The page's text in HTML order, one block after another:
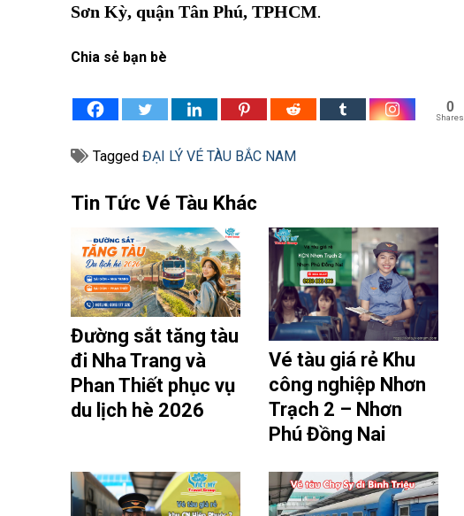
Sơn Kỳ, quận Tân Phú, TPHCM.
Chia sẻ bạn bè
0
Shares
Tagged ĐẠI LÝ VÉ TÀU BẮC NAM
Tin Tức Vé Tàu Khác
Đường sắt tăng tàu
đi Nha Trang và
Phan Thiết phục vụ
du lịch hè 2026
Vé tàu giá rẻ Khu
công nghiệp Nhơn
Trạch 2 – Nhơn
Phú Đồng Nai